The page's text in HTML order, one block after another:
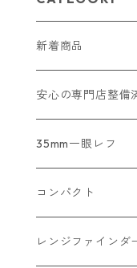
新着商品
2026/07/18
2026/07/12
2026/07/11
2026/07/10
安心の専門店整備
コンパクトカメラ
一眼レフ・レンジ
中判カメラ
35mm一眼レフ
Nikon
Canon
コンパクト
Nikon
レンジファインダ